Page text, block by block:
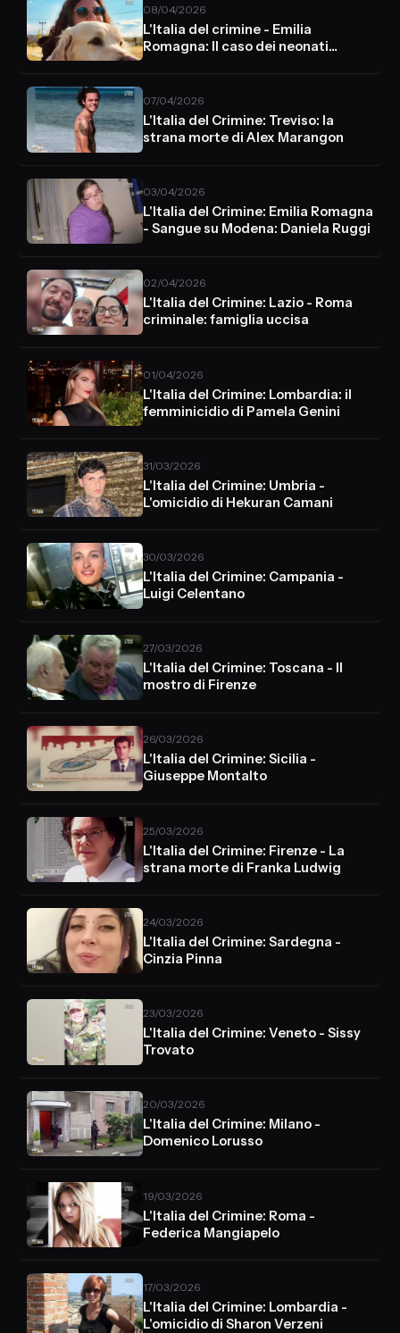
08/04/2026
L'Italia del crimine - Emilia
Romagna: Il caso dei neonati
07/04/2026
L'Italia del Crimine: Treviso: la
strana morte di Alex Marangon
03/04/2026
L'Italia del Crimine: Emilia Romagna
- Sangue su Modena: Daniela Ruggi
02/04/2026
L'Italia del Crimine: Lazio - Roma
criminale: famiglia uccisa
01/04/2026
L'Italia del Crimine: Lombardia: il
femminicidio di Pamela Genini
31/03/2026
L'Italia del Crimine: Umbria -
L'omicidio di Hekuran Camani
30/03/2026
L'Italia del Crimine: Campania -
Luigi Celentano
27/03/2026
L'Italia del Crimine: Toscana - Il
mostro di Firenze
26/03/2026
L'Italia del Crimine: Sicilia -
Giuseppe Montalto
25/03/2026
L'Italia del Crimine: Firenze - La
strana morte di Franka Ludwig
24/03/2026
L'Italia del Crimine: Sardegna -
Cinzia Pinna
23/03/2026
L'Italia del Crimine: Veneto - Sissy
Trovato
20/03/2026
L'Italia del Crimine: Milano -
Domenico Lorusso
19/03/2026
L'Italia del Crimine: Roma -
Federica Mangiapelo
17/03/2026
L'Italia del Crimine: Lombardia -
L'omicidio di Sharon Verzeni